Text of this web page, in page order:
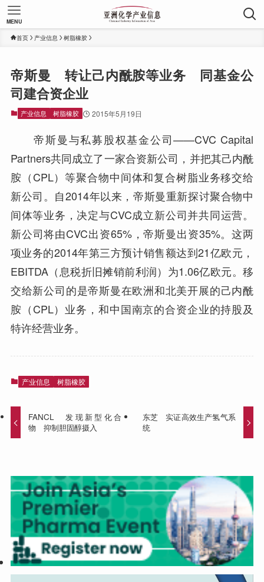
MENU
首页 产业信息 树脂橡胶
帝斯曼 转让己内酰胺等业务 同基金公
司建合资企业
产业信息 树脂橡胶 2015年5月19日
帝斯曼与私募股权基金公司——CVC Capital
Partners共同成立了一家合资新公司，并把其己内酰
胺（CPL）等聚合物中间体和复合树脂业务移交给
新公司。自2014年以来，帝斯曼重新探讨聚合物中
间体等业务，决定与CVC成立新公司并共同运营。
新公司将由CVC出资65%，帝斯曼出资35%。这两
项业务的2014年第三方预计销售额达到21亿欧元，
EBITDA（息税折旧摊销前利润）为1.06亿欧元。移
交给新公司的是帝斯曼在欧洲和北美开展的己内酰
胺（CPL）业务，和中国南京的合资企业的持股及
特许经营业务。
产业信息 树脂橡胶
FANCL 发现新型化合
物 抑制胆固醇摄入
东芝 实证高效生产氢气系
统